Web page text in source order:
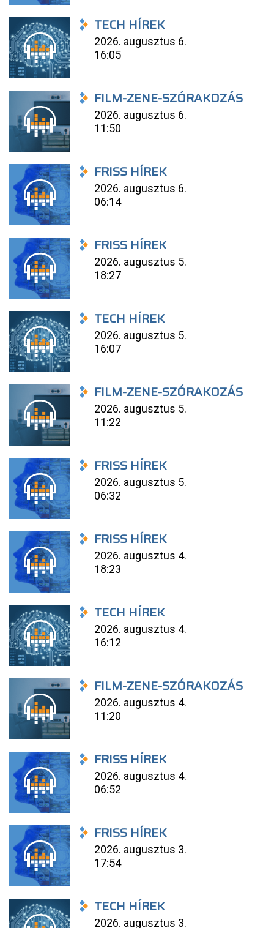
TECH HÍREK
2026. augusztus 6.
16:05
FILM-ZENE-SZÓRAKOZÁS
2026. augusztus 6.
11:50
FRISS HÍREK
2026. augusztus 6.
06:14
FRISS HÍREK
2026. augusztus 5.
18:27
TECH HÍREK
2026. augusztus 5.
16:07
FILM-ZENE-SZÓRAKOZÁS
2026. augusztus 5.
11:22
FRISS HÍREK
2026. augusztus 5.
06:32
FRISS HÍREK
2026. augusztus 4.
18:23
TECH HÍREK
2026. augusztus 4.
16:12
FILM-ZENE-SZÓRAKOZÁS
2026. augusztus 4.
11:20
FRISS HÍREK
2026. augusztus 4.
06:52
FRISS HÍREK
2026. augusztus 3.
17:54
TECH HÍREK
2026. augusztus 3.